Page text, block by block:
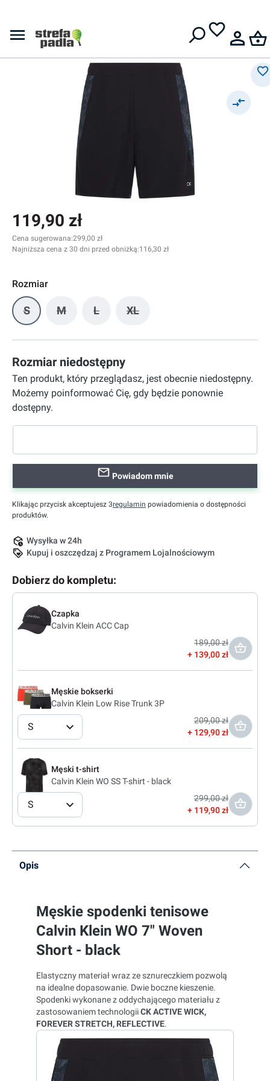
Short - black
119,90 zł
Cena sugerowana:299,00 zł
Najniższa cena z 30 dni przed obniżką:116,30 zł
Rozmiar
S(Ta opcja jest obecnie niedostępna.)
M(Ta opcja jest obecnie niedostępna.)
L(Ta opcja jest obecnie niedostępna.)
XL(Ta opcja jest obecnie
Rozmiar niedostępny
Ten produkt, który przeglądasz, jest obecnie niedostępny.
Możemy poinformować Cię, gdy będzie ponownie
dostępny.
Powiadom mnie
Klikając przycisk akceptujesz 3regulamin powiadomienia o dostępności
produktów.
Wysyłka w 24h
Kupuj i oszczędzaj z Programem Lojalnościowym
Dobierz do kompletu:
Czapka
Calvin Klein ACC Cap
189,00 zł
139,00 zł
Męskie bokserki
Calvin Klein Low Rise Trunk 3P
S
209,00 zł
129,90 zł
Męski t-shirt
Calvin Klein WO SS T-shirt - black
S
299,00 zł
119,90 zł
Opis
Męskie spodenki tenisowe
Calvin Klein WO 7" Woven
Short - black
Elastyczny materiał wraz ze sznureczkiem pozwolą
na idealne dopasowanie. Dwie boczne kieszenie.
Spodenki wykonane z oddychającego materiału z
zastosowaniem technologiiCK ACTIVE WICK,
FOREVER STRETCH, REFLECTIVE.